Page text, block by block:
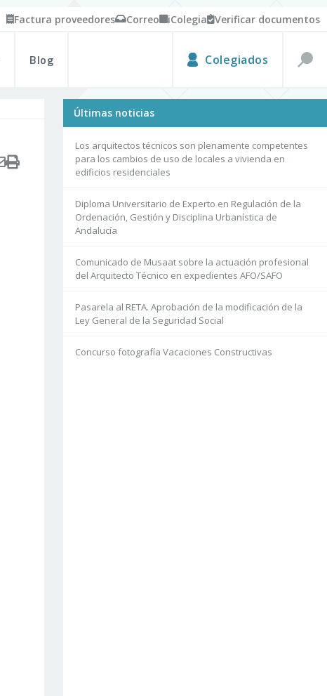
Factura proveedores Correo iColegia Verificar documentos
Blog Colegiados
Últimas noticias
Los arquitectos técnicos son plenamente competentes
para los cambios de uso de locales a vivienda en
edificios residenciales
Diploma Universitario de Experto en Regulación de la
Ordenación, Gestión y Disciplina Urbanística de
Andalucía
Comunicado de Musaat sobre la actuación profesional
del Arquitecto Técnico en expedientes AFO/SAFO
Pasarela al RETA. Aprobación de la modificación de la
Ley General de la Seguridad Social
Concurso fotografía Vacaciones Constructivas